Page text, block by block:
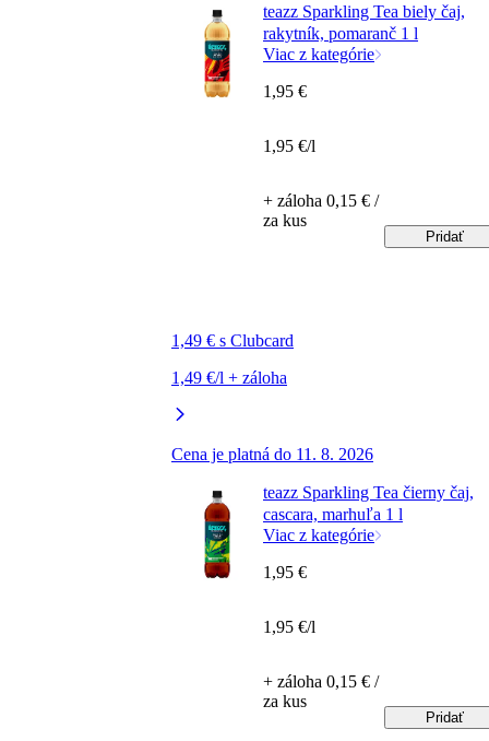
teazz Sparkling Tea biely čaj,
rakytník, pomaranč 1 l
Viac z kategórie
1,49 € s Clubcard
1,49 €/l + záloha
Cena je platná do 11. 8. 2026
1,95 €
1,95 €/l
+ záloha 0,15 € /
za kus
Pridať
teazz Sparkling Tea čierny čaj,
cascara, marhuľa 1 l
Viac z kategórie
1,95 €
1,95 €/l
+ záloha 0,15 € /
za kus
Pridať